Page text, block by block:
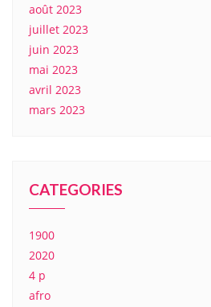
août 2023
juillet 2023
juin 2023
mai 2023
avril 2023
mars 2023
CATEGORIES
1900
2020
4 p
afro